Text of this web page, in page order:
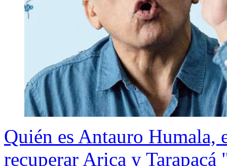
Quién es Antauro Humala,
recuperar Arica y